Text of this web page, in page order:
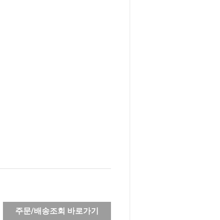
주문/배송조회 바로가기